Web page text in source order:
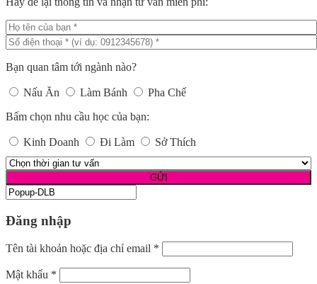
Bạn quan tâm tới ngành nào?
Nấu Ăn Làm Bánh
Pha Chế
Bấm chọn nhu cầu học của bạn:
Kinh Doanh Đi Làm Sở Thích
Đăng nhập
Tên tài khoản hoặc địa chỉ email *
Mật khẩu *